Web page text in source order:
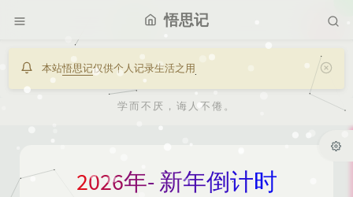
悟思记
本站悟思记仅供个人记录生活之用
学而不厌，诲人不倦。
2026年-新年倒计时